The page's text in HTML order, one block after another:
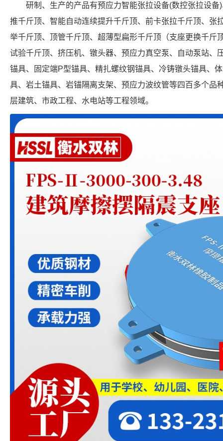
研制、生产的产品有预应力智能张拉设备(数控张拉设
推千斤顶、智能自动连续提升千斤顶、前卡张拉千斤顶、张
举千斤顶、顶管千斤顶、超薄型扁形千斤顶（支座更换千斤
试验千斤顶、挤压机、镦头器、预应力真空泵、自动泵站、
锚具、固定端P型锚具、精扎螺纹钢锚具、冷铸镦头锚具、
具、岩土锚具、岩锚隔离支架、预应力波纹管等四百多个品
层建筑、市政工程、水电站等工程领域。